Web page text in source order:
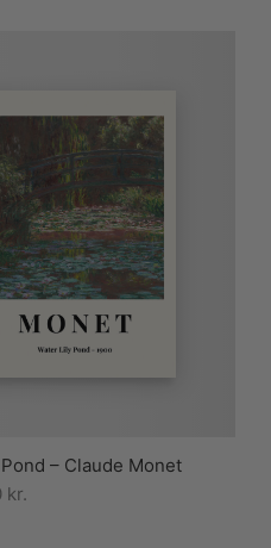
– Claude Monet
kr.